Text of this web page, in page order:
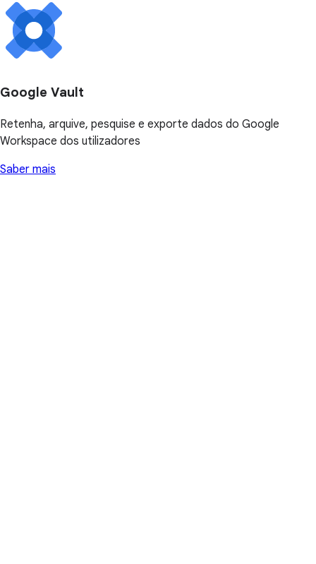
Google Vault
Retenha, arquive, pesquise e exporte dados do Google
Workspace dos utilizadores
Saber mais